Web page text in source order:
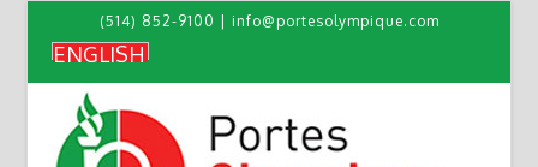
(514) 852-9100 info@portesolympique.com
ENGLISH